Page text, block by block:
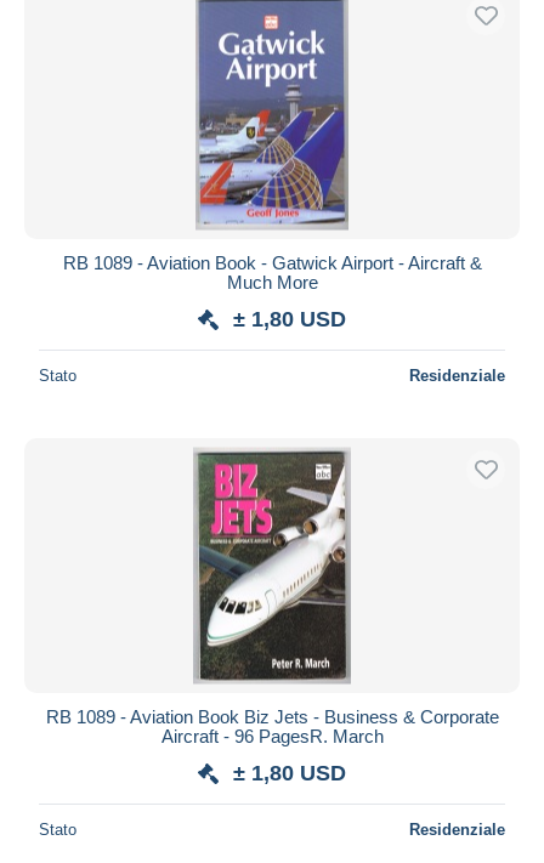
RB 1089 - Aviation Book - Gatwick Airport - Aircraft &
Much More
± 1,80 USD
Stato Residenziale
RB 1089 - Aviation Book Biz Jets - Business & Corporate
Aircraft - 96 PagesR. March
± 1,80 USD
Stato Residenziale